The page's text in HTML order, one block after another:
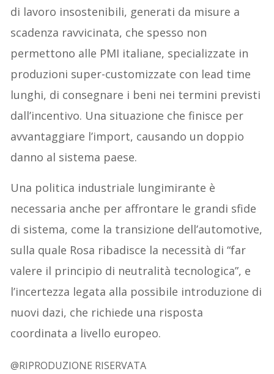
di lavoro insostenibili, generati da misure a
scadenza ravvicinata, che spesso non
permettono alle PMI italiane, specializzate in
produzioni super-customizzate con lead time
lunghi, di consegnare i beni nei termini previsti
dall’incentivo. Una situazione che finisce per
avvantaggiare l’import, causando un doppio
danno al sistema paese.
Una politica industriale lungimirante è
necessaria anche per affrontare le grandi sfide
di sistema, come la transizione dell’automotive,
sulla quale Rosa ribadisce la necessità di “far
valere il principio di neutralità tecnologica”, e
l’incertezza legata alla possibile introduzione di
nuovi dazi, che richiede una risposta
coordinata a livello europeo.
@RIPRODUZIONE RISERVATA